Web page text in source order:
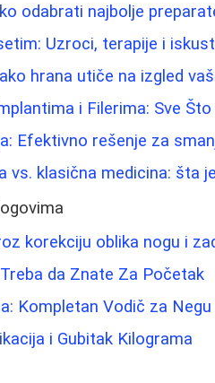
odabrati najbolje
Uzroci, terapije i
hrana utiče na izgled
i Filerima: Sve
Efektivno rešenje za
vs. klasična medicina: šta
korekciju oblika nogu i
da Znate Za Početak
Kompletan Vodič za
i Gubitak Kilograma